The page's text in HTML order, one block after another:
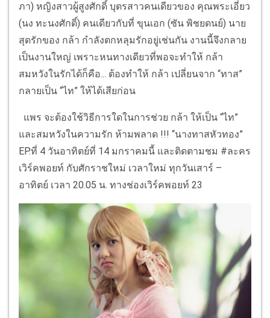
ภา) หญิงสาวผู้สูงศักดิ์ บุตรสาวคนเดียวของ คุณพระเอี่ยว
(นง ทะนงศักดิ์) คนเดียวกับที่ ขุนเอก (ซัน พิชยดนย์) นาย
สุดรักของ กล้า กำลังตกหลุมรักอยู่เช่นกัน งานนี้จึงกลาย
เป็นงานใหญ่ เพราะหนทางเดียวที่พอจะทำให้ กล้า
สมหวังในรักได้ก็คือ... ต้องทำให้ กล้า เปลี่ยนจาก “ทาส”
กลายเป็น “ไท” ให้ได้เสียก่อน
แพร จะต้องใช้วิธีการใดในการช่วย กล้า ให้เป็น “ไท”
และสมหวังในความรัก ห้ามพลาด !!! “นางทาสหัวทอง”
EP.ที่ 4 วันอาทิตย์ที่ 14 มกราคมนี้ และติดตามชม #ละคร
เวิร์คพอยท์ กับศักราชใหม่ เวลาใหม่ ทุกวันเสาร์ –
อาทิตย์ เวลา 20.05 น. ทางช่องเวิร์คพอยท์ 23